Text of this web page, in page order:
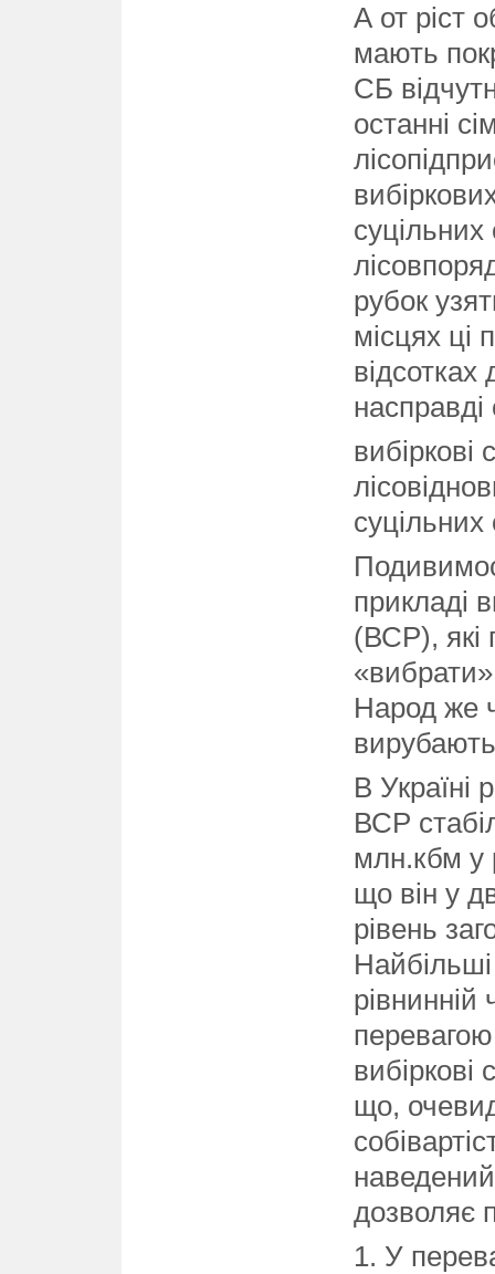
А от ріст
мають
СБ
останні
рубок
місцях ці
насправді
вибіркові
суцільних
прикладі
(ВСР), які
«вибрати»
Народ же
В Україні
ВСР
млн.кбм у
що він у
рівень
рівнинній
що,
дозволяє
1. У